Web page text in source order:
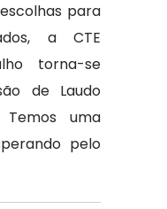
para
a CTE
torna-se
de Laudo
uma
pelo